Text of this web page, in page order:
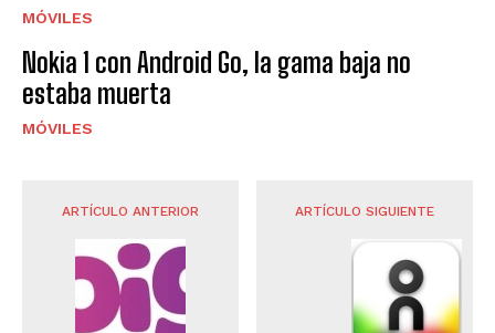
MÓVILES
Nokia 1 con Android Go, la gama baja no
estaba muerta
MÓVILES
ARTÍCULO ANTERIOR ARTÍCULO SIGUIENTE